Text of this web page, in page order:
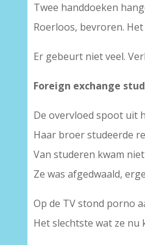
Twee handdoeken
Roerloos, bevroren.
Er gebeurt niet veel.
Foreign exchange
De overvloed spoot uit
Haar broer studeerde
Van studeren kwam
Ze was afgedwaald,
Op de TV stond porno
Het slechtste wat ze nu